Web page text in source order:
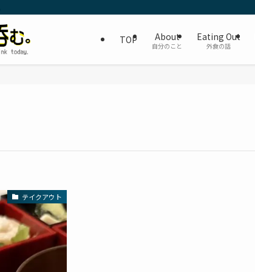
TOP About
自分のこと
Eating Out
外食の話
テイクアウト